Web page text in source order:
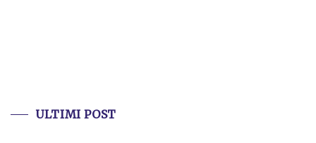
ULTIMI POST